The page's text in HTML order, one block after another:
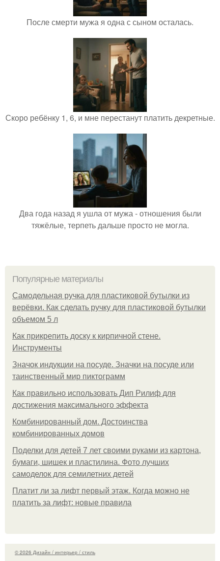
После смерти мужа я одна с сыном осталась.
Скоро ребёнку 1, 6, и мне перестанут платить декретные.
Два года назад я ушла от мужа - отношения были
тяжёлые, терпеть дальше просто не могла.
Популярные материалы
Самодельная ручка для пластиковой бутылки из
верёвки. Как сделать ручку для пластиковой бутылки
объемом 5 л
Как прикрепить доску к кирпичной стене.
Инструменты
Значок индукции на посуде. Значки на посуде или
таинственный мир пиктограмм
Как правильно использовать Дип Рилиф для
достижения максимального эффекта
Комбинированный дом. Достоинства
комбинированных домов
Поделки для детей 7 лет своими руками из картона,
бумаги, шишек и пластилина. Фото лучших
самоделок для семилетних детей
Платит ли за лифт первый этаж. Когда можно не
платить за лифт: новые правила
© 2026 Дизайн / интерьер / стиль